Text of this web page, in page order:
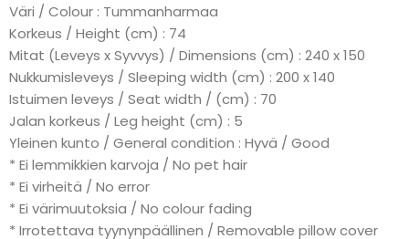
Väri / Colour : Tummanharmaa
Korkeus / Height (cm) : 74
Mitat (Leveys x Syvvys) / Dimensions (cm) : 240 x 150
Nukkumisleveys / Sleeping width (cm) : 200 x 140
Istuimen leveys / Seat width / (cm) : 70
Jalan korkeus / Leg height (cm) : 5
Yleinen kunto / General condition : Hyvä / Good
* Ei lemmikkien karvoja / No pet hair
* Ei virheitä / No error
* Ei värimuutoksia / No colour fading
* Irrotettava tyynynpäällinen / Removable pillow cover